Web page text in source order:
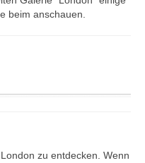
beim anschauen.
zu entdecken. Wenn